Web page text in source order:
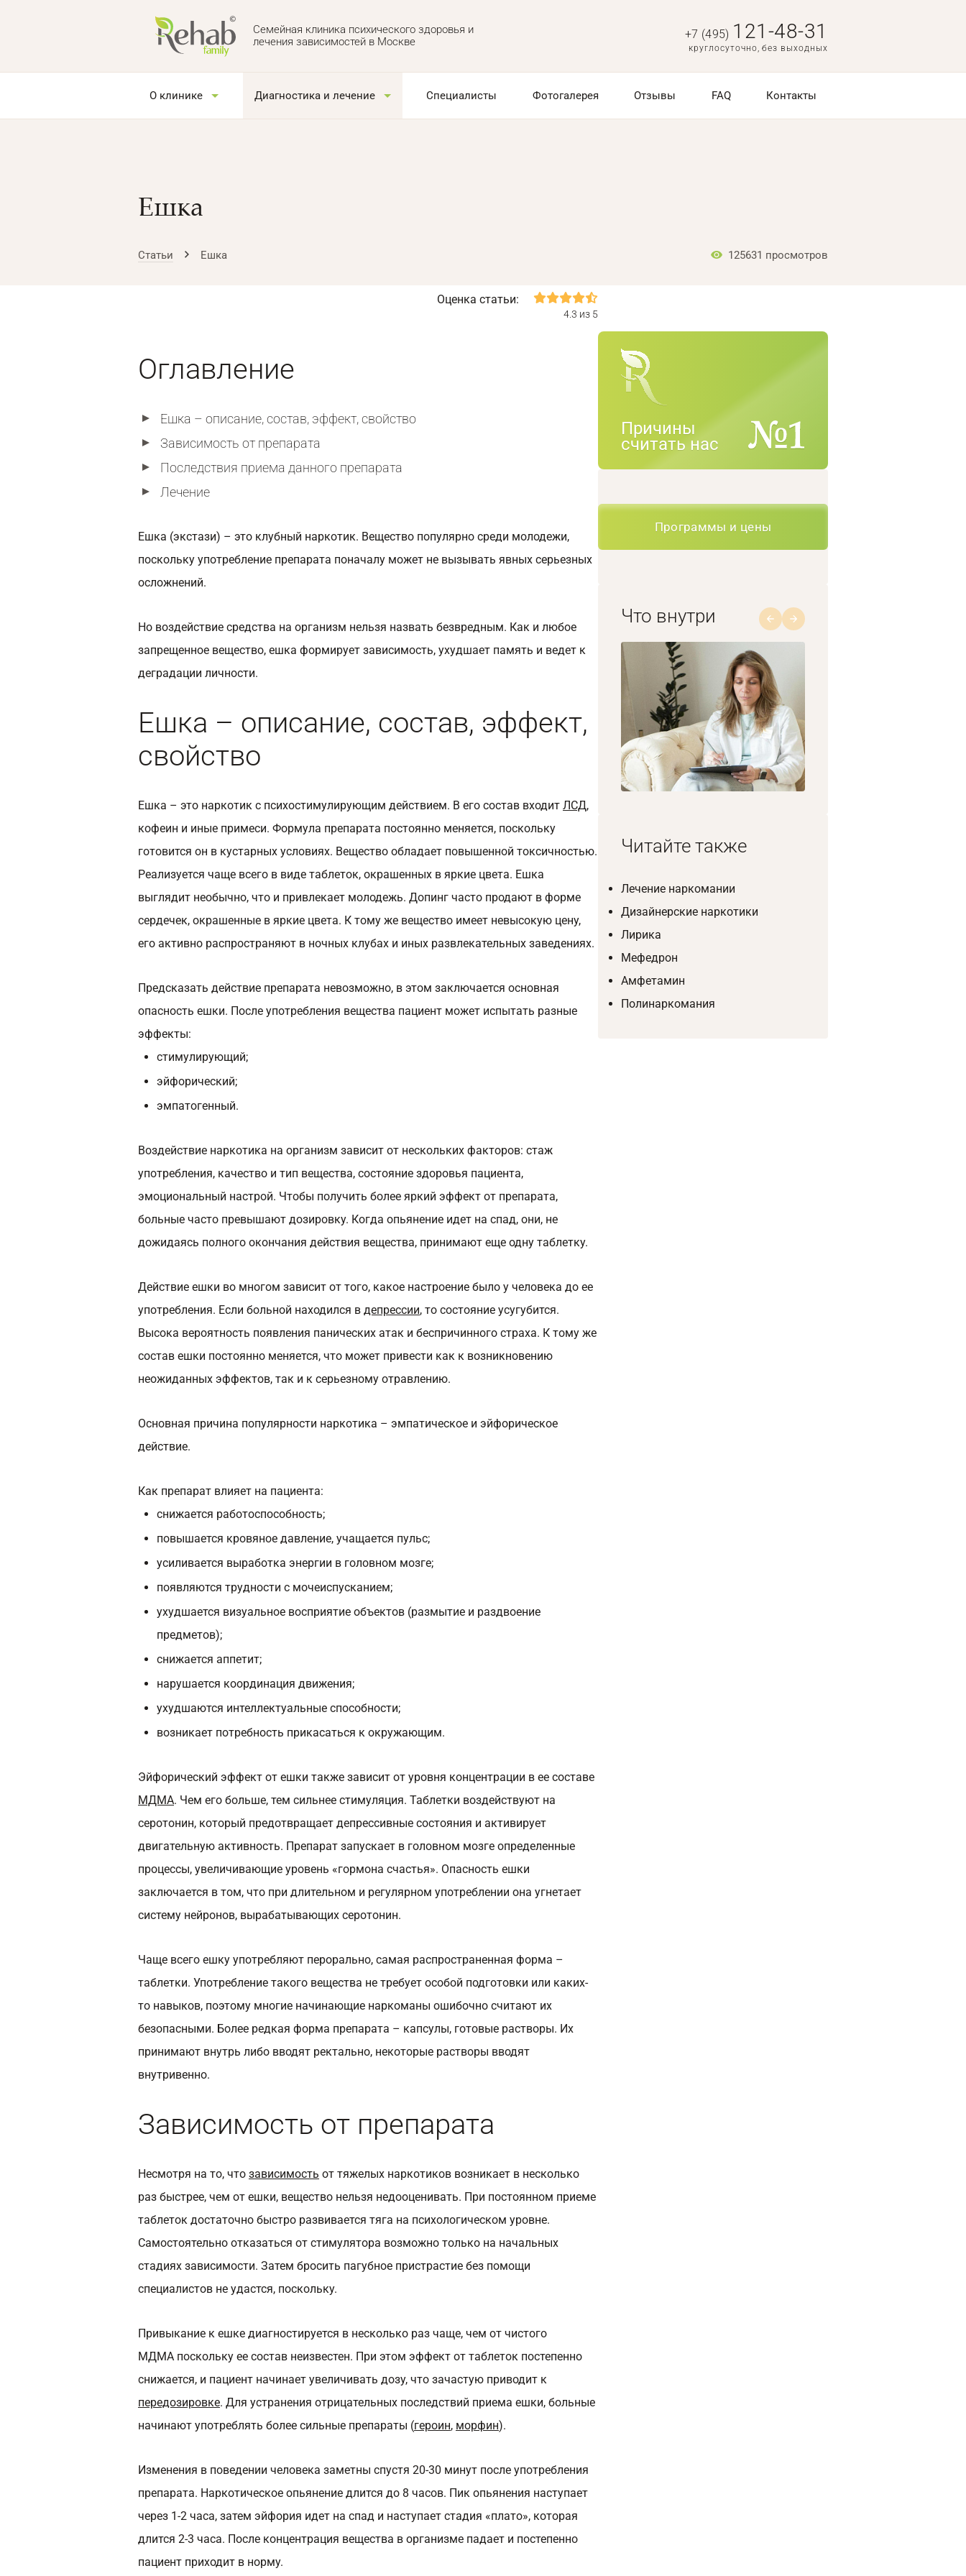
Семейная клиника психического здоровья и
лечения зависимостей в Москве
+7 (495) 121-48-31
круглосуточно, без выходных
О клинике Диагностика и лечение Специалисты Фотогалерея Отзывы FAQ Контакты
Ешка
Статьи Ешка 125631 просмотров
Оценка статьи:
4.3 из 5
Оглавление
Ешка – описание, состав, эффект, свойство
Зависимость от препарата
Последствия приема данного препарата
Лечение
Ешка (экстази) – это клубный наркотик. Вещество популярно среди молодежи,
поскольку употребление препарата поначалу может не вызывать явных серьезных
осложнений.
Но воздействие средства на организм нельзя назвать безвредным. Как и любое
запрещенное вещество, ешка формирует зависимость, ухудшает память и ведет к
деградации личности.
Ешка – описание, состав, эффект,
свойство
Ешка – это наркотик с психостимулирующим действием. В его состав входит ЛСД,
кофеин и иные примеси. Формула препарата постоянно меняется, поскольку
готовится он в кустарных условиях. Вещество обладает повышенной токсичностью.
Реализуется чаще всего в виде таблеток, окрашенных в яркие цвета. Ешка
выглядит необычно, что и привлекает молодежь. Допинг часто продают в форме
сердечек, окрашенные в яркие цвета. К тому же вещество имеет невысокую цену,
его активно распространяют в ночных клубах и иных развлекательных заведениях.
Предсказать действие препарата невозможно, в этом заключается основная
опасность ешки. После употребления вещества пациент может испытать разные
эффекты:
стимулирующий;
эйфорический;
эмпатогенный.
Воздействие наркотика на организм зависит от нескольких факторов: стаж
употребления, качество и тип вещества, состояние здоровья пациента,
эмоциональный настрой. Чтобы получить более яркий эффект от препарата,
больные часто превышают дозировку. Когда опьянение идет на спад, они, не
дожидаясь полного окончания действия вещества, принимают еще одну таблетку.
Действие ешки во многом зависит от того, какое настроение было у человека до ее
употребления. Если больной находился в депрессии, то состояние усугубится.
Высока вероятность появления панических атак и беспричинного страха. К тому же
состав ешки постоянно меняется, что может привести как к возникновению
неожиданных эффектов, так и к серьезному отравлению.
Основная причина популярности наркотика – эмпатическое и эйфорическое
действие.
Как препарат влияет на пациента:
снижается работоспособность;
повышается кровяное давление, учащается пульс;
усиливается выработка энергии в головном мозге;
появляются трудности с мочеиспусканием;
ухудшается визуальное восприятие объектов (размытие и раздвоение
предметов);
снижается аппетит;
нарушается координация движения;
ухудшаются интеллектуальные способности;
возникает потребность прикасаться к окружающим.
Эйфорический эффект от ешки также зависит от уровня концентрации в ее составе
МДМА. Чем его больше, тем сильнее стимуляция. Таблетки воздействуют на
серотонин, который предотвращает депрессивные состояния и активирует
двигательную активность. Препарат запускает в головном мозге определенные
процессы, увеличивающие уровень «гормона счастья». Опасность ешки
заключается в том, что при длительном и регулярном употреблении она угнетает
систему нейронов, вырабатывающих серотонин.
Чаще всего ешку употребляют перорально, самая распространенная форма –
таблетки. Употребление такого вещества не требует особой подготовки или каких-
то навыков, поэтому многие начинающие наркоманы ошибочно считают их
безопасными. Более редкая форма препарата – капсулы, готовые растворы. Их
принимают внутрь либо вводят ректально, некоторые растворы вводят
внутривенно.
Зависимость от препарата
Несмотря на то, что зависимость от тяжелых наркотиков возникает в несколько
раз быстрее, чем от ешки, вещество нельзя недооценивать. При постоянном приеме
таблеток достаточно быстро развивается тяга на психологическом уровне.
Самостоятельно отказаться от стимулятора возможно только на начальных
стадиях зависимости. Затем бросить пагубное пристрастие без помощи
специалистов не удастся, поскольку.
Привыкание к ешке диагностируется в несколько раз чаще, чем от чистого
МДМА поскольку ее состав неизвестен. При этом эффект от таблеток постепенно
снижается, и пациент начинает увеличивать дозу, что зачастую приводит к
передозировке. Для устранения отрицательных последствий приема ешки, больные
начинают употреблять более сильные препараты (героин, морфин).
Изменения в поведении человека заметны спустя 20-30 минут после употребления
препарата. Наркотическое опьянение длится до 8 часов. Пик опьянения наступает
через 1-2 часа, затем эйфория идет на спад и наступает стадия «плато», которая
длится 2-3 часа. После концентрация вещества в организме падает и постепенно
пациент приходит в норму.
Причины
считать нас
Программы и цены
Что внутри
1/8
Читайте также
Лечение наркомании
Дизайнерские наркотики
Лирика
Мефедрон
Амфетамин
Полинаркомания